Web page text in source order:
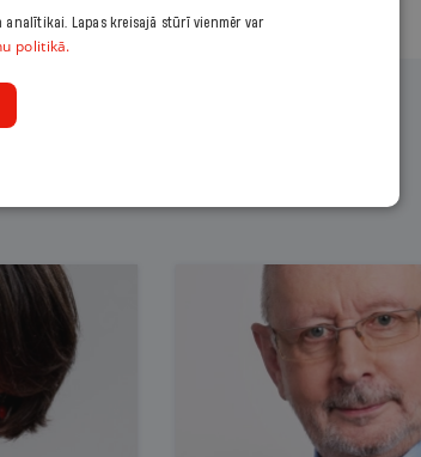
analītikai. Lapas kreisajā stūrī vienmēr var
politikā.